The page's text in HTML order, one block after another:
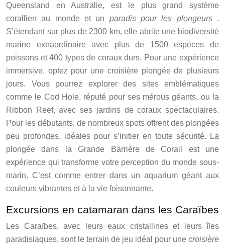
Queensland en Australie, est le plus grand système
corallien au monde et un paradis pour les plongeurs .
S’étendant sur plus de 2300 km, elle abrite une biodiversité
marine extraordinaire avec plus de 1500 espèces de
poissons et 400 types de coraux durs. Pour une expérience
immersive, optez pour une croisière plongée de plusieurs
jours. Vous pourrez explorer des sites emblématiques
comme le Cod Hole, réputé pour ses mérous géants, ou la
Ribbon Reef, avec ses jardins de coraux spectaculaires.
Pour les débutants, de nombreux spots offrent des plongées
peu profondes, idéales pour s’initier en toute sécurité. La
plongée dans la Grande Barrière de Corail est une
expérience qui transforme votre perception du monde sous-
marin. C’est comme entrer dans un aquarium géant aux
couleurs vibrantes et à la vie foisonnante.
Excursions en catamaran dans les Caraïbes
Les Caraïbes, avec leurs eaux cristallines et leurs îles
paradisiaques, sont le terrain de jeu idéal pour une croisière